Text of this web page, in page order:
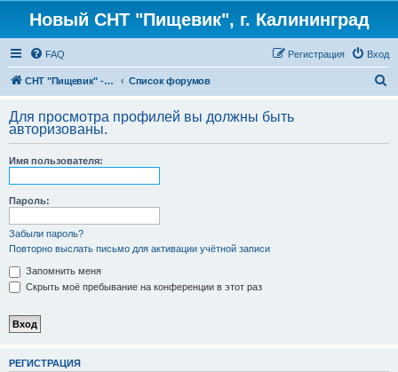
Новый СНТ "Пищевик", г. Калининград
FAQ Вход
Регистрация
СНТ "Пищевик" - возвращение на Главную страницу Список форумов
с
Для просмотра профилей вы должны быть
авторизованы.
Имя пользователя:
Пароль:
Забыли пароль?
Повторно выслать письмо для активации учётной записи
Запомнить меня
Скрыть моё пребывание на конференции в этот раз
РЕГИСТРАЦИЯ